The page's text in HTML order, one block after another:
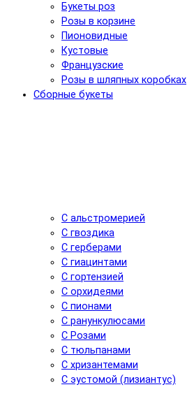
Букеты роз
Розы в корзине
Пионовидные
Кустовые
Французские
Розы в шляпных коробках
Сборные букеты
С альстромерией
С гвоздика
С герберами
С гиацинтами
С гортензией
С орхидеями
С пионами
С ранункулюсами
С Розами
С тюльпанами
С хризантемами
С эустомой (лизиантус)